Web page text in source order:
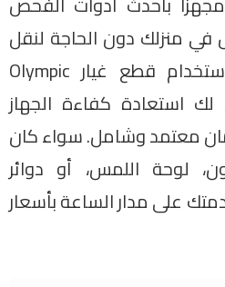
في منزلك دون الحاجة لنقل
الجهاز. نحن نلتزم باستخدام قطع غيار Olympic
استعادة كفاءة الجهاز
معتمد وشامل. سواء كان
لوحة اللمس، أو دوائر
على مدار الساعة بأسعار